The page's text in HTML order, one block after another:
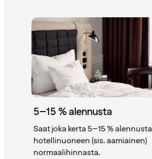
5–15 % alennusta
Saat joka kerta 5–15 % alennusta
hotellinuoneen (sis. aamiainen)
normaalihinnasta.